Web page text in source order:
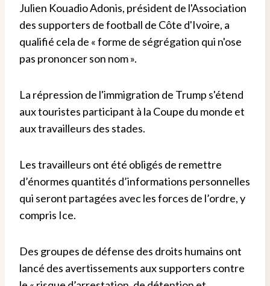
Julien Kouadio Adonis, président de l'Association
des supporters de football de Côte d'Ivoire, a
qualifié cela de « forme de ségrégation qui n'ose
pas prononcer son nom ».
La répression de l'immigration de Trump s'étend
aux touristes participant à la Coupe du monde et
aux travailleurs des stades.
Les travailleurs ont été obligés de remettre
d’énormes quantités d’informations personnelles
qui seront partagées avec les forces de l’ordre, y
compris Ice.
Des groupes de défense des droits humains ont
lancé des avertissements aux supporters contre